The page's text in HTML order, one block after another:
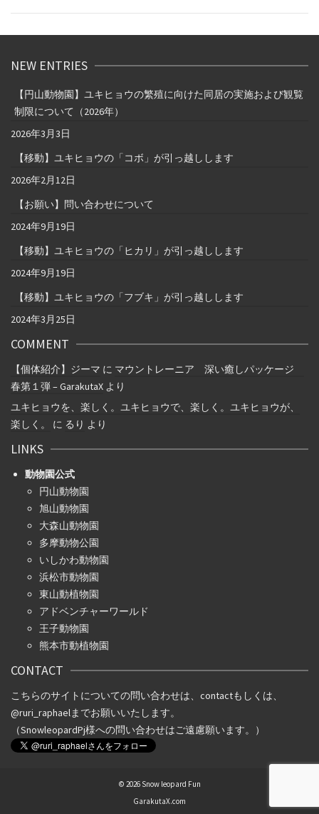
NEW ENTRIES
【円山動物園】ユキヒョウの繁殖に向けた同居の実施および観覧
制限について（2026年）
2026年3月3日
【移動】ユキヒョウの「コボ」が引っ越しします
2026年2月12日
【お願い】問い合わせについて
2024年9月19日
【移動】ユキヒョウの「ヒカリ」が引っ越しします
2024年9月19日
【移動】ユキヒョウの「フブキ」が引っ越しします
2024年3月25日
COMMENT
【個体紹介】ジーマ に マウントレーニア 深い癒しパッケージ
春第１弾 – GarakutaX より
ユキヒョウを、楽しく。ユキヒョウで、楽しく。ユキヒョウが、
楽しく。
に るり より
LINKS
動物園公式
円山動物園
旭山動物園
大森山動物園
多摩動物公園
いしかわ動物園
浜松市動物園
東山動植物園
アドベンチャーワールド
王子動物園
熊本市動植物園
CONTACT
こちらのサイトについての問い合わせは、 contactもしくは、
@ruri_raphaelまでお願いいたします。
（SnowleopardPj様への問い合わせはご遠慮願います。）
© 2026 Snow leopard Fun
GarakutaX.com